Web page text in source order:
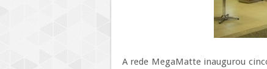
A rede MegaMatte inaugurou